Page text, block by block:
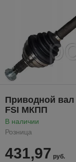
Приводной вал
FSI МКПП
В наличии
Розница
431,97 руб.